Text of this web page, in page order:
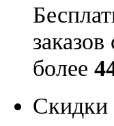
более
Скидки